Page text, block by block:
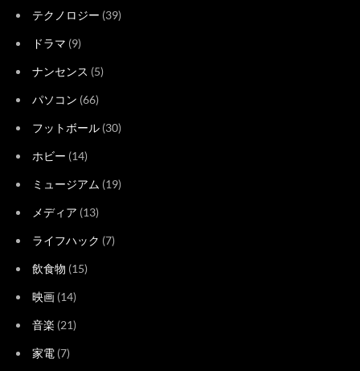
テクノロジー (39)
ドラマ (9)
ナンセンス (5)
パソコン (66)
フットボール (30)
ホビー (14)
ミュージアム (19)
メディア (13)
ライフハック (7)
飲食物 (15)
映画 (14)
音楽 (21)
家電 (7)